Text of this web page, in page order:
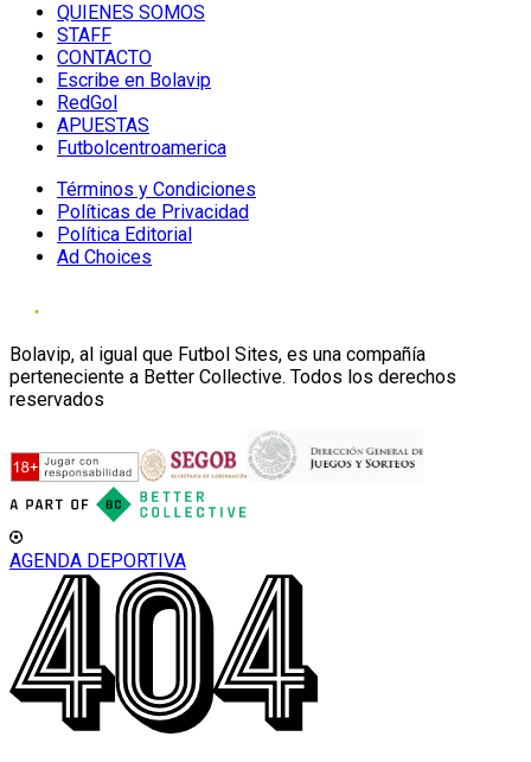
QUIENES SOMOS
STAFF
CONTACTO
Escribe en Bolavip
RedGol
APUESTAS
Futbolcentroamerica
Términos y Condiciones
Políticas de Privacidad
Política Editorial
Ad Choices
Bolavip, al igual que Futbol Sites, es una compañía
perteneciente a Better Collective. Todos los derechos
reservados
AGENDA DEPORTIVA